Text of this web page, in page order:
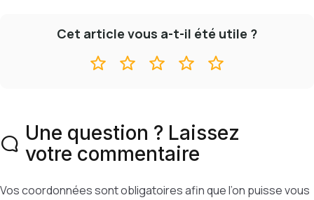
Cet article vous a-t-il été utile ?
Une question ? Laissez
votre commentaire
Vos coordonnées sont obligatoires afin que l’on puisse vous